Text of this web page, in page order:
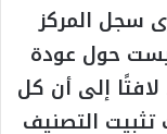
سجل المركز
حول عودة
لافتًا إلى أن كل
التصنيف